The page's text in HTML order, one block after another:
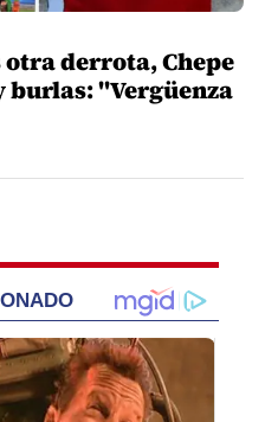
otra derrota, Chepe
burlas: "Vergüenza